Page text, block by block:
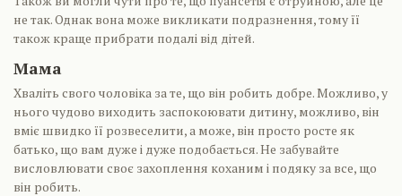
не так. Однак вона може викликати подразнення, тому її
також краще прибрати подалі від дітей.
Мама
Хваліть свого чоловіка за те, що він робить добре. Можливо, у
нього чудово виходить заспокоювати дитину, можливо, він
вміє швидко її розвеселити, а може, він просто росте як
батько, що вам дуже і дуже подобається. Не забувайте
висловлювати своє захоплення коханим і подяку за все, що
він робить.